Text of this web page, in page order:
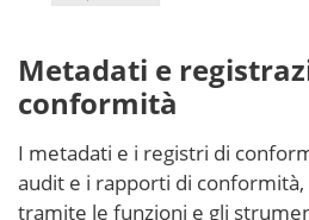
Metadati e
conformità
I metadati e i registri di
audit e i rapporti di
tramite le funzioni e gli